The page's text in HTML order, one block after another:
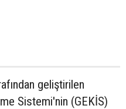
geliştirilen
Sistemi'nin (GEKİS)